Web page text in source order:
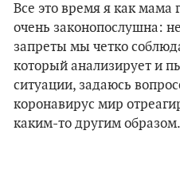
Все это время я как
очень законопослушна:
запреты мы четко
который анализирует и
ситуации, задаюсь
коронавирус мир
каким-то другим образом.